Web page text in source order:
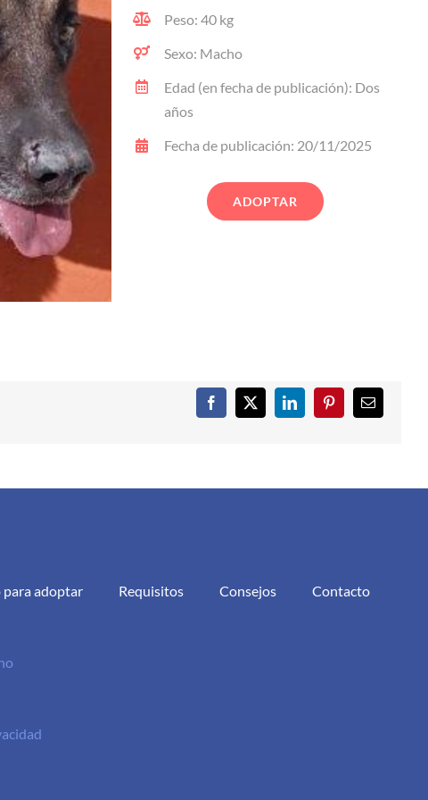
Peso: 40 kg
Sexo: Macho
Edad (en fecha de publicación): Dos
años
Fecha de publicación: 20/11/2025
ADOPTAR
Facebook
X LinkedInPinterestCorreo
electrónico
para adoptar Requisitos Consejos Contacto